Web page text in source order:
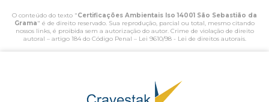
O conteúdo do texto "Certificações Ambientais Iso 14001 São Sebastião da
Grama" é de direito reservado. Sua reprodução, parcial ou total, mesmo citando
nossos links, é proibida sem a autorização do autor. Crime de violação de direito
autoral – artigo 184 do Código Penal – Lei 9610/98 - Lei de direitos autorais.